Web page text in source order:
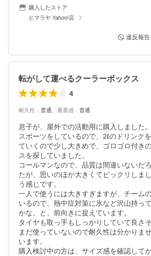
購入したストア
ヒマラヤ Yahoo!店
違反報告
転がして運べるクーラーボックス
4
耐久性 ： 普通 重量感 ： 普通
息子が、屋外での活動用に購入しました。
スポーツをしているので、2ℓのドリンク
ていくので少し大きめで、ゴロゴロ付き
スを探していました。
コールマンなので、品質は間違いないだ
たが、思いのほか大きくてビックリしま
う感じです。
一人で使うには大きすぎますが、チーム
いるので、熱中症対策に氷など沢山持っ
かな。と、前向きに捉えています。
タイヤも取っ手もしっかりしていて良さそ
まだ使っていないので耐久性は分かりま
います。
購入検討中の方は、サイズ感を確認して